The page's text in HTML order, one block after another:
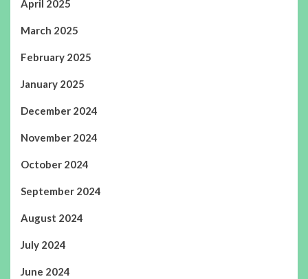
April 2025
March 2025
February 2025
January 2025
December 2024
November 2024
October 2024
September 2024
August 2024
July 2024
June 2024